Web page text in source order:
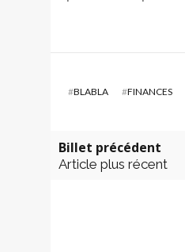
#BLABLA #FINANCES
Billet précédent
Article plus récent